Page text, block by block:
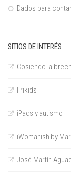
Dados para
SITIOS DE INTERÉS
Cosiendo la
Frikids
iPads y autismo
iWomanish by
José Martín